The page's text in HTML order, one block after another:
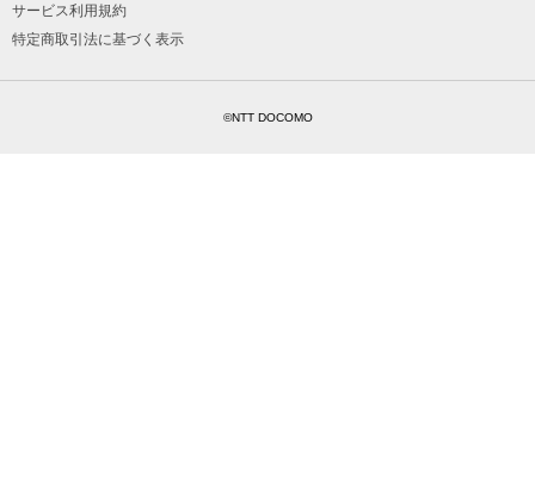
サービス利用規約
特定商取引法に基づく表示
©NTT DOCOMO